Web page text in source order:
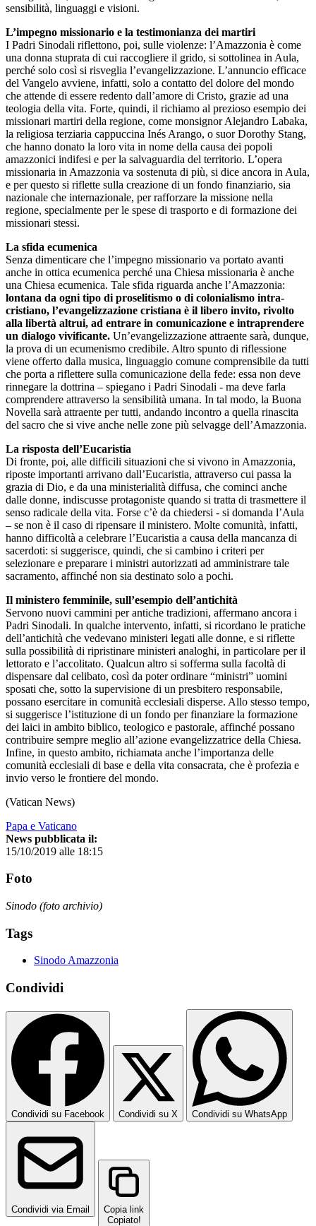
sensibilità, linguaggi e visioni.
L’impegno missionario e la testimonianza dei martiri
I Padri Sinodali riflettono, poi, sulle violenze: l’Amazzonia è come
una donna stuprata di cui raccogliere il grido, si sottolinea in Aula,
perché solo così si risveglia l’evangelizzazione. L’annuncio efficace
del Vangelo avviene, infatti, solo a contatto del dolore del mondo
che attende di essere redento dall’amore di Cristo, grazie ad una
teologia della vita. Forte, quindi, il richiamo al prezioso esempio dei
missionari martiri della regione, come monsignor Alejandro Labaka,
la religiosa terziaria cappuccina Inés Arango, o suor Dorothy Stang,
che hanno donato la loro vita in nome della causa dei popoli
amazzonici indifesi e per la salvaguardia del territorio. L’opera
missionaria in Amazzonia va sostenuta di più, si dice ancora in Aula,
e per questo si riflette sulla creazione di un fondo finanziario, sia
nazionale che internazionale, per rafforzare la missione nella
regione, specialmente per le spese di trasporto e di formazione dei
missionari stessi.
La sfida ecumenica
Senza dimenticare che l’impegno missionario va portato avanti
anche in ottica ecumenica perché una Chiesa missionaria è anche
una Chiesa ecumenica. Tale sfida riguarda anche l’Amazzonia:
lontana da ogni tipo di proselitismo o di colonialismo intra-
cristiano, l’evangelizzazione cristiana è il libero invito, rivolto
alla libertà altrui, ad entrare in comunicazione e intraprendere
un dialogo vivificante. Un’evangelizzazione attraente sarà, dunque,
la prova di un ecumenismo credibile. Altro spunto di riflessione
viene offerto dalla musica, linguaggio comune comprensibile da tutti
che porta a riflettere sulla comunicazione della fede: essa non deve
rinnegare la dottrina – spiegano i Padri Sinodali - ma deve farla
comprendere attraverso la sensibilità umana. In tal modo, la Buona
Novella sarà attraente per tutti, andando incontro a quella rinascita
del sacro che si vive anche nelle zone più selvagge dell’Amazzonia.
La risposta dell’Eucaristia
Di fronte, poi, alle difficili situazioni che si vivono in Amazzonia,
riposte importanti arrivano dall’Eucaristia, attraverso cui passa la
grazia di Dio, e da una ministerialità diffusa, che cominci anche
dalle donne, indiscusse protagoniste quando si tratta di trasmettere il
senso radicale della vita. Forse c’è da chiedersi - si domanda l’Aula
– se non è il caso di ripensare il ministero. Molte comunità, infatti,
hanno difficoltà a celebrare l’Eucaristia a causa della mancanza di
sacerdoti: si suggerisce, quindi, che si cambino i criteri per
selezionare e preparare i ministri autorizzati ad amministrare tale
sacramento, affinché non sia destinato solo a pochi.
Il ministero femminile, sull’esempio dell’antichità
Servono nuovi cammini per antiche tradizioni, affermano ancora i
Padri Sinodali. In qualche intervento, infatti, si ricordano le pratiche
dell’antichità che vedevano ministeri legati alle donne, e si riflette
sulla possibilità di ripristinare ministeri analoghi, in particolare per il
lettorato e l’accolitato. Qualcun altro si sofferma sulla facoltà di
dispensare dal celibato, così da poter ordinare “ministri” uomini
sposati che, sotto la supervisione di un presbitero responsabile,
possano esercitare in comunità ecclesiali disperse. Allo stesso tempo,
si suggerisce l’istituzione di un fondo per finanziare la formazione
dei laici in ambito biblico, teologico e pastorale, affinché possano
contribuire sempre meglio all’azione evangelizzatrice della Chiesa.
Infine, in questo ambito, richiamata anche l’importanza delle
comunità ecclesiali di base e della vita consacrata, che è profezia e
invio verso le frontiere del mondo.
(Vatican News)
Papa e Vaticano
News pubblicata il:
15/10/2019 alle 18:15
Foto
Sinodo (foto archivio)
Tags
Sinodo Amazzonia
Condividi
Condividi su Facebook Condividi su X Condividi su WhatsApp
Condividi via Email
Copia link
Copiato!